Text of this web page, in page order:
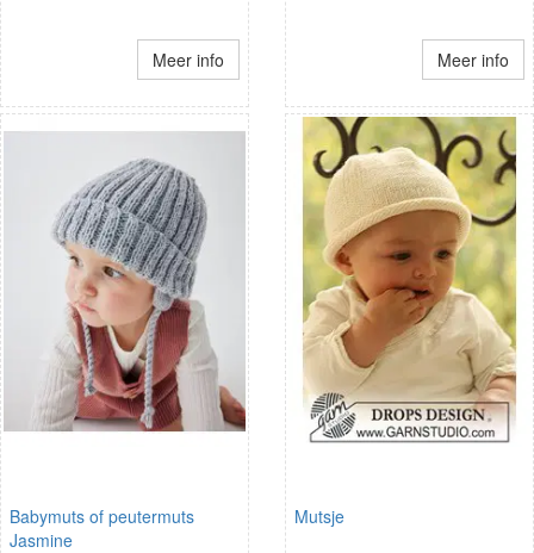
Meer info Meer info
Babymuts of peutermuts
Jasmine
Mutsje